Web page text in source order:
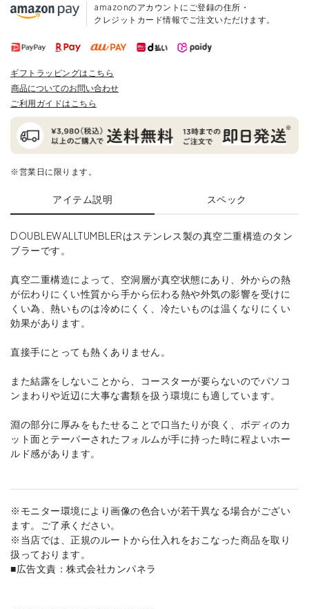
amazonのアカウントにご登録の住所・
クレジットカード情報でご注文いただけます。
ギフトラッピングはこちら
商品についてのお問い合わせ
ご利用ガイドはこちら
※営業日に限ります。
アイテム説明 スペック
DOUBLEWALLTUMBLERはステンレス製の真空二重構造のタン
ブラーです。
真空二重構造によって、空洞層が真空状態にあり、外からの熱
が伝わりにくい性質から手から伝わる熱や外気の影響を受けに
くい為、熱いものは冷めにくく、冷たいものは温くなりにくい
効果があります。
直接手にとっても熱くありません。
また結露をしないことから、コースターが要らないのでパソコ
ンまわりや近辺に大事な書類を扱う環境にも適しています。
淵の部分に厚みをもたせることで口当たりが良く、ボディのカ
ット面とテーパーされたフォルムが手に持った時に程よいホー
ルド感があります。
※モニター環境により画像の色合いが若干異なる場合がござい
ます。ご了承ください。
※当店では、正規のルートから仕入れをおこなった商品を取り
扱っております。
■広告文責：株式会社カンパネラ